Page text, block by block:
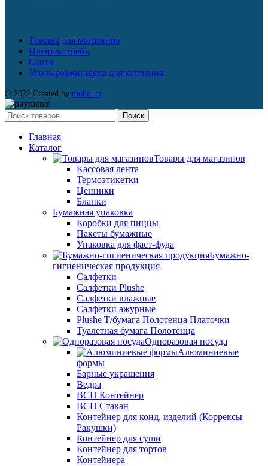
Товары для магазинов
Пленка-стрейч
Скотч
Уголь,розжиг,щепа для копчения.
© 2022 Created by mobit.ru
Поиск
Главная
Каталог
Товары для магазинов
Кассовая лента
Термоэтикетки
Ценники
Бланки
Бумажная упаковка
Коробки для пиццы
Пакеты бумажные
Упаковка для фаст-фуда
Бумажно-
гигиеническая продукция
Салфетки
Салфетки Plushe
Салфетки влажные
Салфетки ажурные
Plushe Т/бумага Полотенца Платочки
Туалетная бумага Полотенца
Одноразовая посуда
Алюминиевые
формы
Барные украшения
Ведра
ВСП Контейнер
ВСП Стакан
Контейнер для конд. изделий (Коррексы
Ракушки)
Контейнер для суши
Контейнер для тортов
Контейнера